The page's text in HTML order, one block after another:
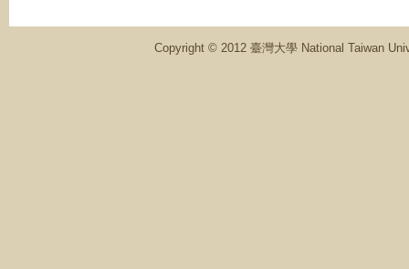
Copyright © 2012 臺灣大學 National Taiwan